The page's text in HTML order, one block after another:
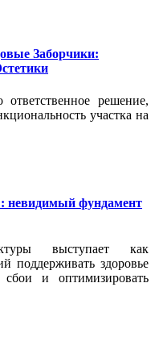
Заборчики:
решение,
участка на
невидимый фундамент
выступает как
поддерживать здоровье
и оптимизировать